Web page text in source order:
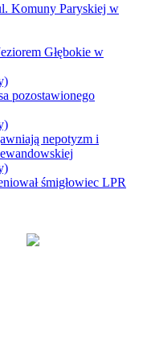
Komuny Paryskiej w
Głębokie w
pozostawionego
nepotyzm i
śmigłowiec LPR